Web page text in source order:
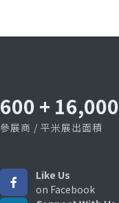
600 + 16,000
參展商 / 平米展出面積
Like Us
on Facebook